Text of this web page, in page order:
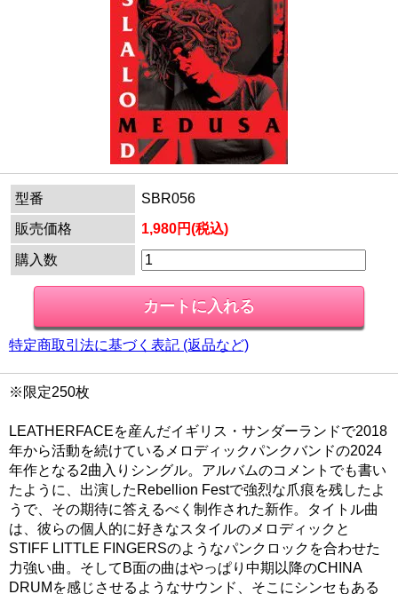
型番
SBR056
販売価格
1,980円(税込)
購入数
特定商取引法に基づく表記 (返品など)
※限定250枚
LEATHERFACEを産んだイギリス・サンダーランドで2018
年から活動を続けているメロディックパンクバンドの2024
年作となる2曲入りシングル。アルバムのコメントでも書い
たように、出演したRebellion Festで強烈な爪痕を残したよ
うで、その期待に答えるべく制作された新作。タイトル曲
は、彼らの個人的に好きなスタイルのメロディックと
STIFF LITTLE FINGERSのようなパンクロックを合わせた
力強い曲。そしてB面の曲はやっぱり中期以降のCHINA
DRUMを感じさせるようなサウンド、そこにシンセもある